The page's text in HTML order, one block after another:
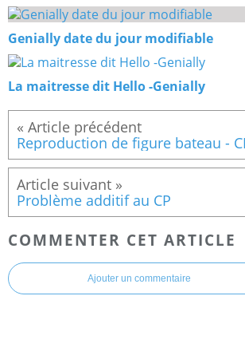
Genially date du jour modifiable
La maitresse dit Hello -Genially
Reproduction de figure bateau -
Problème additif au CP
COMMENTER CET ARTICLE
Ajouter un commentaire